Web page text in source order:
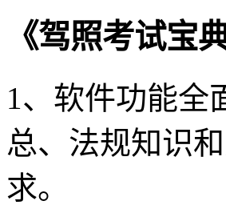
《驾照考试宝
1、软件功能全
总、法规知识
求。